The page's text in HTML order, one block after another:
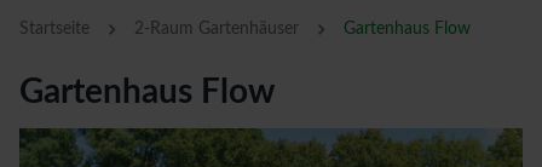
Startseite › 2-Raum Gartenhäuser › Gartenhaus Flow
Gartenhaus Flow